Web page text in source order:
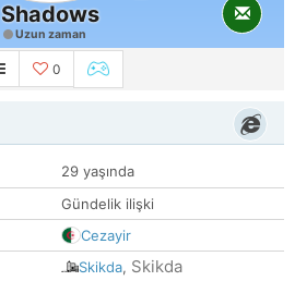
Shadows
Uzun zaman
0
29 yaşında
Gündelik ilişki
Cezayir
Skikda, Skikda